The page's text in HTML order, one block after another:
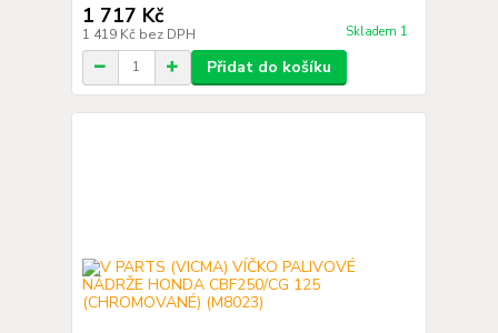
1 717 Kč
1 419 Kč bez DPH Skladem 1
Přidat do košíku